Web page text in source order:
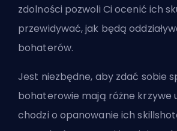
zdolności pozwoli Ci ocenić ich
przewidywać, jak będą
bohaterów.
Jest niezbędne, aby zdać sobie
bohaterowie mają różne krzywe
chodzi o opanowanie ich